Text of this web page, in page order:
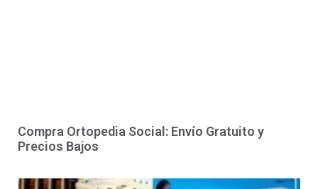
Compra Ortopedia Social: Envío Gratuito y
Precios Bajos